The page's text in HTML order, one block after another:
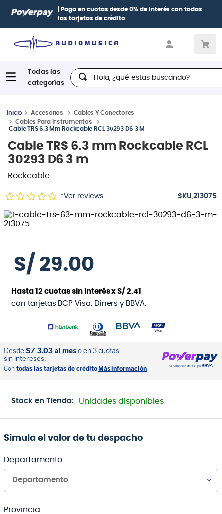
| Paga en cuotas desde 0% de interés con todas
las tarjetas de crédito
Hola, ¿qué estas buscando?
Accesorios
Cables Y Conectores
Cables Para Instrumentos
Cable TRS 6.3 Mm Rockcable RCL 30293 D6 3 M
Cable TRS 6.3 mm Rockcable RCL
30293 D6 3 m
Rockcable
*Ver reviews :213075
S/ 29.00
Hasta12 cuotas sin interés xS/ 2.41
con tarjetas BCP Visa, Diners y BBVA.
Stock en Tienda: Unidades disponibles
Simula el valor de tu despacho
Departamento
Departamento
Provincia